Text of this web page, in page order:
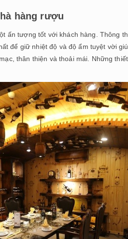
hàng rượu
ấn tượng tốt với khách hàng. Thông
để giữ nhiệt độ và độ ẩm tuyệt vời
thân thiện và thoải mái. Những